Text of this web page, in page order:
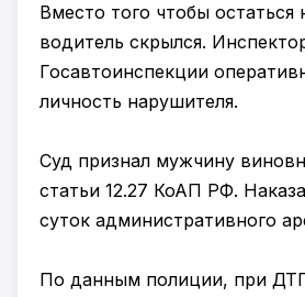
Вместо того чтобы остаться
водитель скрылся.
Госавтоинспекции
личность нарушителя.
Суд признал мужчину
статьи 12.27 КоАП РФ.
суток административного
По данным полиции, при